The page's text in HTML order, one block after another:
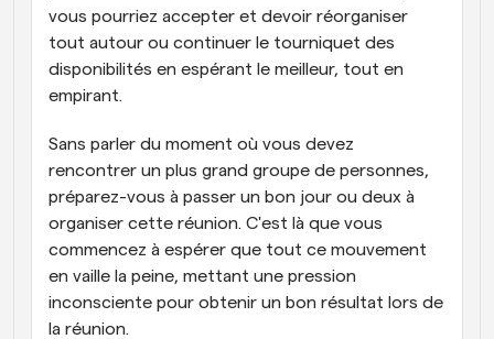
vous pourriez accepter et devoir réorganiser
tout autour ou continuer le tourniquet des
disponibilités en espérant le meilleur, tout en
empirant.
Sans parler du moment où vous devez
rencontrer un plus grand groupe de personnes,
préparez-vous à passer un bon jour ou deux à
organiser cette réunion. C'est là que vous
commencez à espérer que tout ce mouvement
en vaille la peine, mettant une pression
inconsciente pour obtenir un bon résultat lors de
la réunion.